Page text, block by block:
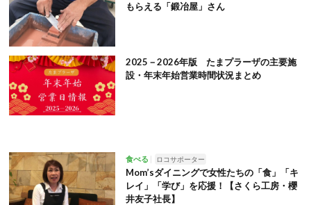
もらえる「鍛冶屋」さん
2025－2026年版 たまプラーザの主要施
設・年末年始営業時間状況まとめ
食べる ロコサポーター
Mom’sダイニングで女性たちの「食」「キ
レイ」「学び」を応援！【さくら工房・櫻
井友子社長】